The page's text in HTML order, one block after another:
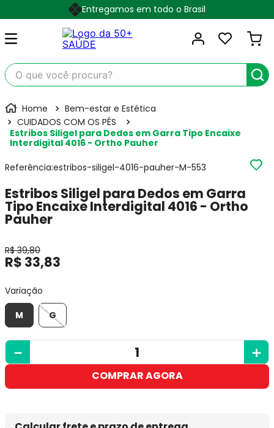
Entregamos em todo o Brasil
O que você procura?
Bem-estar e Estética
CUIDADOS COM OS PÉS
Estribos Siligel para Dedos em Garra Tipo Encaixe
Interdigital 4016 - Ortho Pauher
Referência:estribos-siligel-4016-pauher-M-553
Estribos Siligel para Dedos em Garra
Tipo Encaixe Interdigital 4016 - Ortho
Pauher
R$ 39,80
R$ 33,83
Variação
M
G
＋
－
COMPRAR AGORA